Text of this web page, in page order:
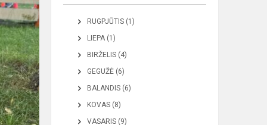
RUGPJŪTIS (1)
LIEPA (1)
BIRŽELIS (4)
GEGUŽĖ (6)
BALANDIS (6)
KOVAS (8)
VASARIS (9)